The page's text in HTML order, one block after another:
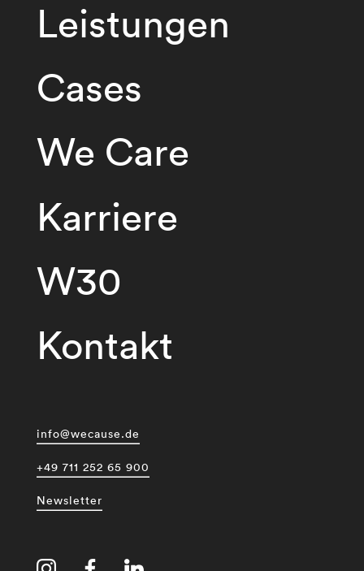
Leistungen
Cases
We Care
Karriere
W30
Kontakt
info@wecause.de
+49 711 252 65 900
Newsletter